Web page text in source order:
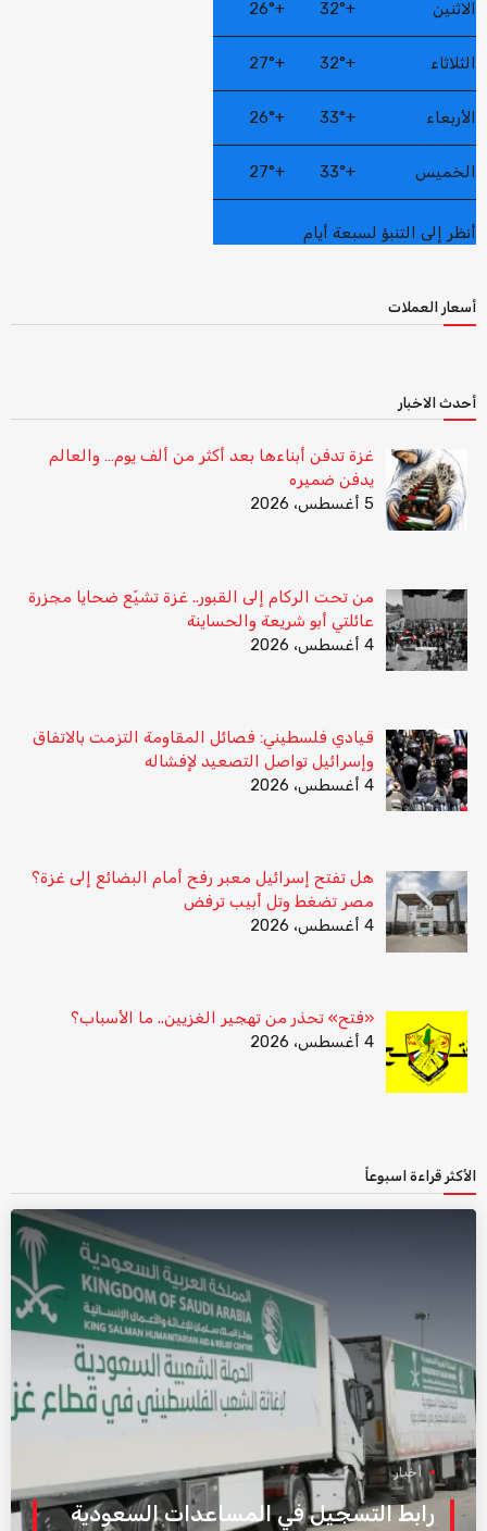
الاثنين +
32°
+
26°
الثلاثاء +
32°
+
27°
الأربعاء +
33°
+
26°
الخميس +
33°
+
27°
أنظر إلى التنبؤ لسبعة أيام
أسعار العملات
أحدث الاخبار
غزة تدفن أبناءها بعد أكثر من ألف يوم… والعالم
يدفن ضميره
5 أغسطس، 2026
من تحت الركام إلى القبور.. غزة تشيّع ضحايا مجزرة
عائلتي أبو شريعة والحساينة
4 أغسطس، 2026
قيادي فلسطيني: فصائل المقاومة التزمت بالاتفاق
وإسرائيل تواصل التصعيد لإفشاله
4 أغسطس، 2026
هل تفتح إسرائيل معبر رفح أمام البضائع إلى غزة؟
مصر تضغط وتل أبيب ترفض
4 أغسطس، 2026
«فتح» تحذر من تهجير الغزيين.. ما الأسباب؟
4 أغسطس، 2026
الأكثر قراءة اسبوعاً
أخبار
رابط التسجيل في المساعدات السعودية